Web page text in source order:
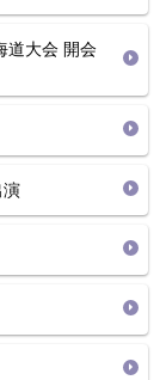
道大会 開会
演